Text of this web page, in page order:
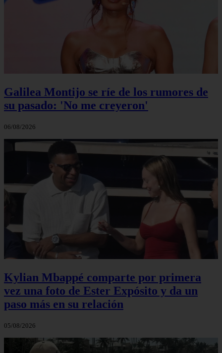
Galilea Montijo se ríe de los rumores de
su pasado: 'No me creyeron'
06/08/2026
Kylian Mbappé comparte por primera
vez una foto de Ester Expósito y da un
paso más en su relación
05/08/2026